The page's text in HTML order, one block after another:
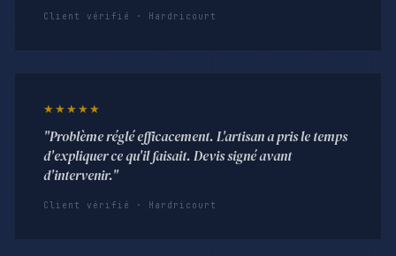
Client vérifié · Hardricourt
★★★★★
"Problème réglé efficacement. L'artisan a pris le temps
d'expliquer ce qu'il faisait. Devis signé avant
d'intervenir."
Client vérifié · Hardricourt